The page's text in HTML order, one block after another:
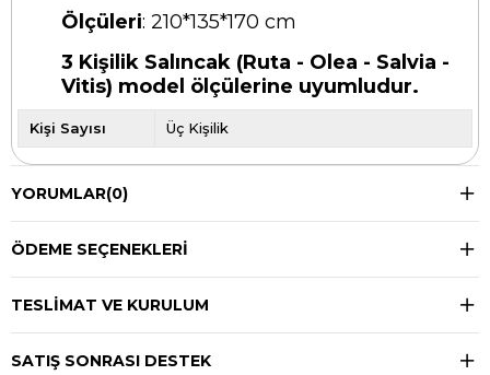
Ölçüleri: 210*135*170 cm
3 Kişilik Salıncak (Ruta - Olea - Salvia -
Vitis) model ölçülerine uyumludur.
Kişi Sayısı Üç Kişilik
YORUMLAR(0)
ÖDEME SEÇENEKLERI
TESLIMAT VE KURULUM
SATIŞ SONRASI DESTEK